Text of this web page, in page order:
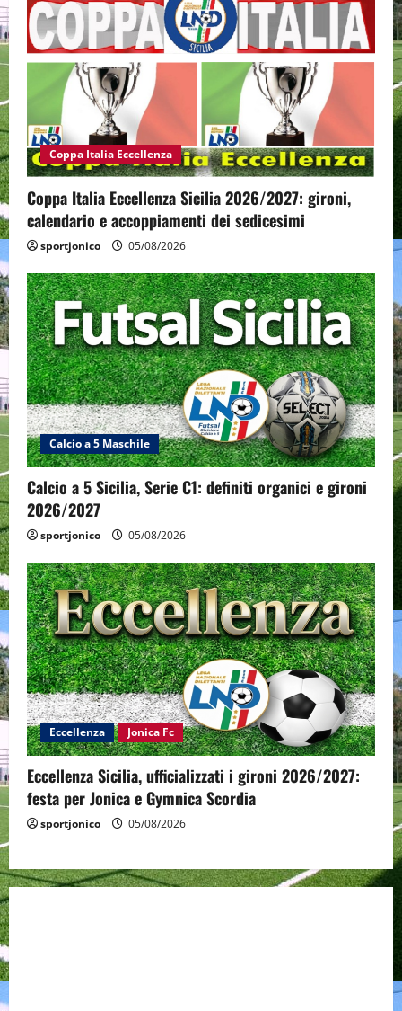
Coppa Italia Eccellenza
Coppa Italia Eccellenza Sicilia 2026/2027: gironi,
calendario e accoppiamenti dei sedicesimi
sportjonico 05/08/2026
Calcio a 5 Maschile
Calcio a 5 Sicilia, Serie C1: definiti organici e gironi
2026/2027
sportjonico 05/08/2026
Eccellenza Jonica Fc
Eccellenza Sicilia, ufficializzati i gironi 2026/2027:
festa per Jonica e Gymnica Scordia
sportjonico 05/08/2026